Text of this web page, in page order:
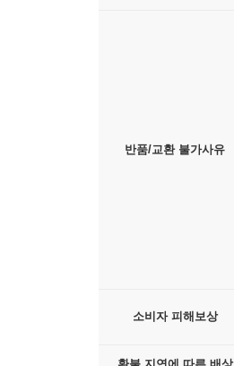
반품/교환 불가사유
소비자 피해보상